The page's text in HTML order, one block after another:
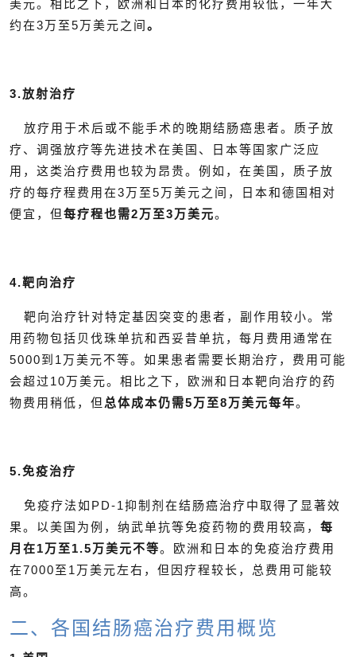
美元。相比之下，欧洲和日本的化疗费用较低，一年大
约在3万至5万美元之间 。
3.放射治疗
放疗用于术后或不能手术的晚期结肠癌患者。质子放
疗、调强放疗等先进技术在美国、日本等国家广泛应
用，这类治疗费用也较为昂贵。例如，在美国，质子放
疗的每疗程费用在3万至5万美元之间，日本和德国相对
便宜，但每疗程也需2万至3万美元。
4.靶向治疗
靶向治疗针对特定基因突变的患者，副作用较小。常
用药物包括贝伐珠单抗和西妥昔单抗，每月费用通常在
5000到1万美元不等。如果患者需要长期治疗，费用可能
会超过10万美元。相比之下，欧洲和日本靶向治疗的药
物费用稍低，但 总体成本仍需5万至8万美元每年。
5.免疫治疗
免疫疗法如PD-1抑制剂在结肠癌治疗中取得了显著效
果。以美国为例，纳武单抗等免疫药物的费用较高， 每
月在1万至1.5万美元不等。欧洲和日本的免疫治疗费用
在7000至1万美元左右，但因疗程较长，总费用可能较
高。
二、各国结肠癌治疗费用概览